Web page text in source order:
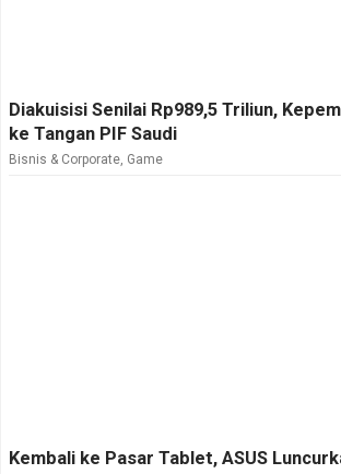
Diakuisisi Senilai Rp989,5 Triliun,
ke Tangan PIF Saudi
Bisnis & Corporate, Game
Kembali ke Pasar Tablet, ASUS